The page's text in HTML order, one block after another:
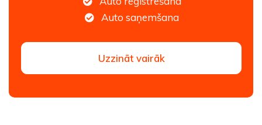
Auto saņemšana
Uzzināt vairāk